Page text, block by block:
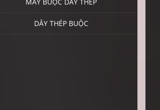
DÂY THÉP BUỘC